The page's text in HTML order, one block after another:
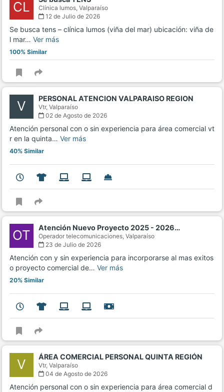
CL Clínica lumos, Valparaíso
12 de Julio de 2026
Se busca tens – clínica lumos (viña del mar) ubicación: viña de
l mar… Ver más
100% Similar
V PERSONAL ATENCION VALPARAISO REGION
Vtr, Valparaíso
02 de Agosto de 2026
Atención personal con o sin experiencia para área comercial vt
r en la quinta… Ver más
40% Similar
OT Atención Nuevo Proyecto 2025 - 2026…
Operador telecomunicaciones, Valparaíso
23 de Julio de 2026
Atención con y sin experiencia para incorporarse al mas exitos
o proyecto comercial de… Ver más
20% Similar
V ÁREA COMERCIAL PERSONAL QUINTA REGIÓN
Vtr, Valparaíso
04 de Agosto de 2026
Atención personal con o sin experiencia para área comercial d